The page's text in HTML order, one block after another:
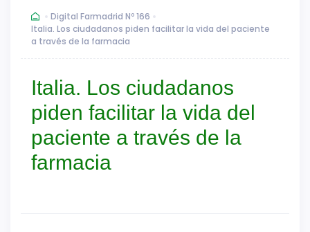
Digital Farmadrid Nº 166
Italia. Los ciudadanos piden facilitar la vida del paciente
a través de la farmacia
Italia. Los ciudadanos
piden facilitar la vida del
paciente a través de la
farmacia